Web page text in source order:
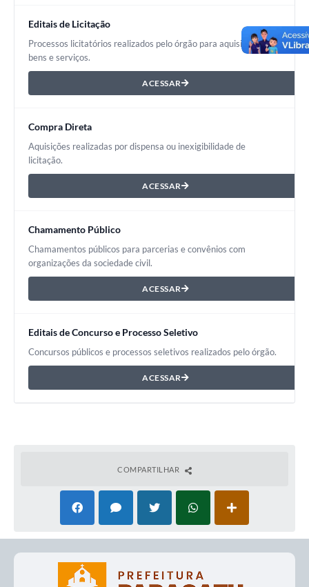
Editais de Licitação
Processos licitatórios realizados pelo órgão para aquisição de
bens e serviços.
ACESSAR
Compra Direta
Aquisições realizadas por dispensa ou inexigibilidade de
licitação.
ACESSAR
Chamamento Público
Chamamentos públicos para parcerias e convênios com
organizações da sociedade civil.
ACESSAR
Editais de Concurso e Processo Seletivo
Concursos públicos e processos seletivos realizados pelo órgão.
ACESSAR
COMPARTILHAR